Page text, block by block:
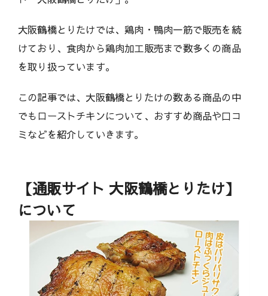
大阪鶴橋とりたけでは、鶏肉・鴨肉一筋で販売を続
けており、食肉から鶏肉加工販売まで数多くの商品
を取り扱っています。
この記事では、大阪鶴橋とりたけの数ある商品の中
でもローストチキンについて、おすすめ商品や口コ
ミなどを紹介していきます。
【通販サイト 大阪鶴橋とりたけ】
について